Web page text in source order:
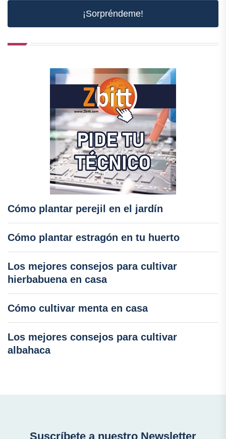
¡Sorpréndeme!
Cómo plantar perejil en el jardín
Cómo plantar estragón en tu huerto
Los mejores consejos para cultivar
hierbabuena en casa
Cómo cultivar menta en casa
Los mejores consejos para cultivar
albahaca
Suscríbete a nuestro Newsletter